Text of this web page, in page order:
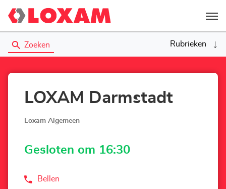
Menu
Zoeken Rubrieken
LOXAM Darmstadt
Loxam Algemeen
Gesloten om 16:30
Bellen
de